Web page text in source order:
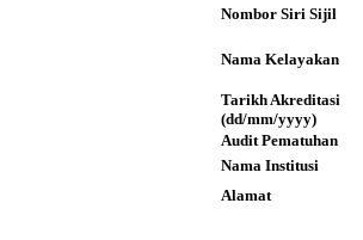
Nombor Siri Sijil
Nama Kelayakan
Tarikh Akreditasi
(dd/mm/yyyy)
Audit Pematuhan
Nama Institusi
Alamat